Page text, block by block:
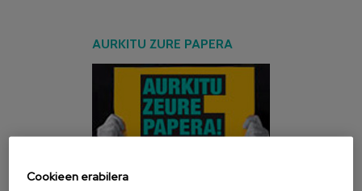
AURKITU ZURE PAPERA
Cookieen erabilera